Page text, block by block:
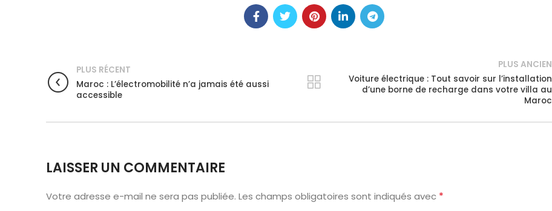
PLUS RÉCENT
Maroc : L’électromobilité n’a jamais été aussi
accessible
PLUS ANCIEN
Voiture électrique : Tout savoir sur l’installation
d’une borne de recharge dans votre villa au
Maroc
LAISSER UN COMMENTAIRE
Votre adresse e-mail ne sera pas publiée. Les champs obligatoires sont indiqués avec *